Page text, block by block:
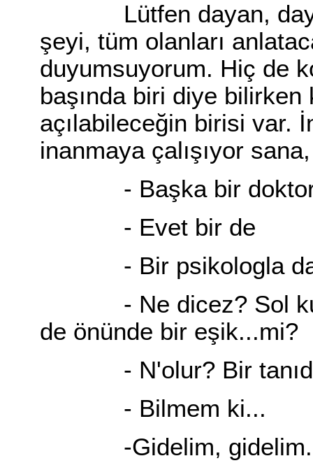
Lütfen dayan,
şeyi, tüm olanları
duyumsuyorum. Hiç de
başında biri diye
açılabileceğin birisi var.
inanmaya çalışıyor
- Başka bir doktora
- Evet bir de
- Bir psikologla da
- Ne dicez? Sol
de önünde bir eşik...mi?
- N'olur? Bir
- Bilmem ki...
-Gidelim,